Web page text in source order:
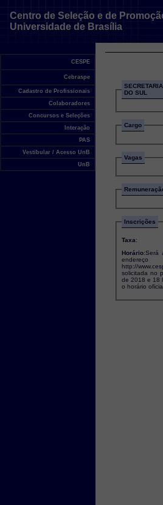
Centro de Seleção e de
Universidade de Brasília
CESPE
Cebraspe
Cadastro de Profissionais
Colaboradores
Concursos e Seleções
Interação
PAS
Vestibular / Acesso UnB
UnB
DO SUL
Cargo
Vagas
Inscrições
Taxa:
Horário:Será
http://
solicitada no
de 2018 e 18 horas do dia 2 de outubro de
o horário